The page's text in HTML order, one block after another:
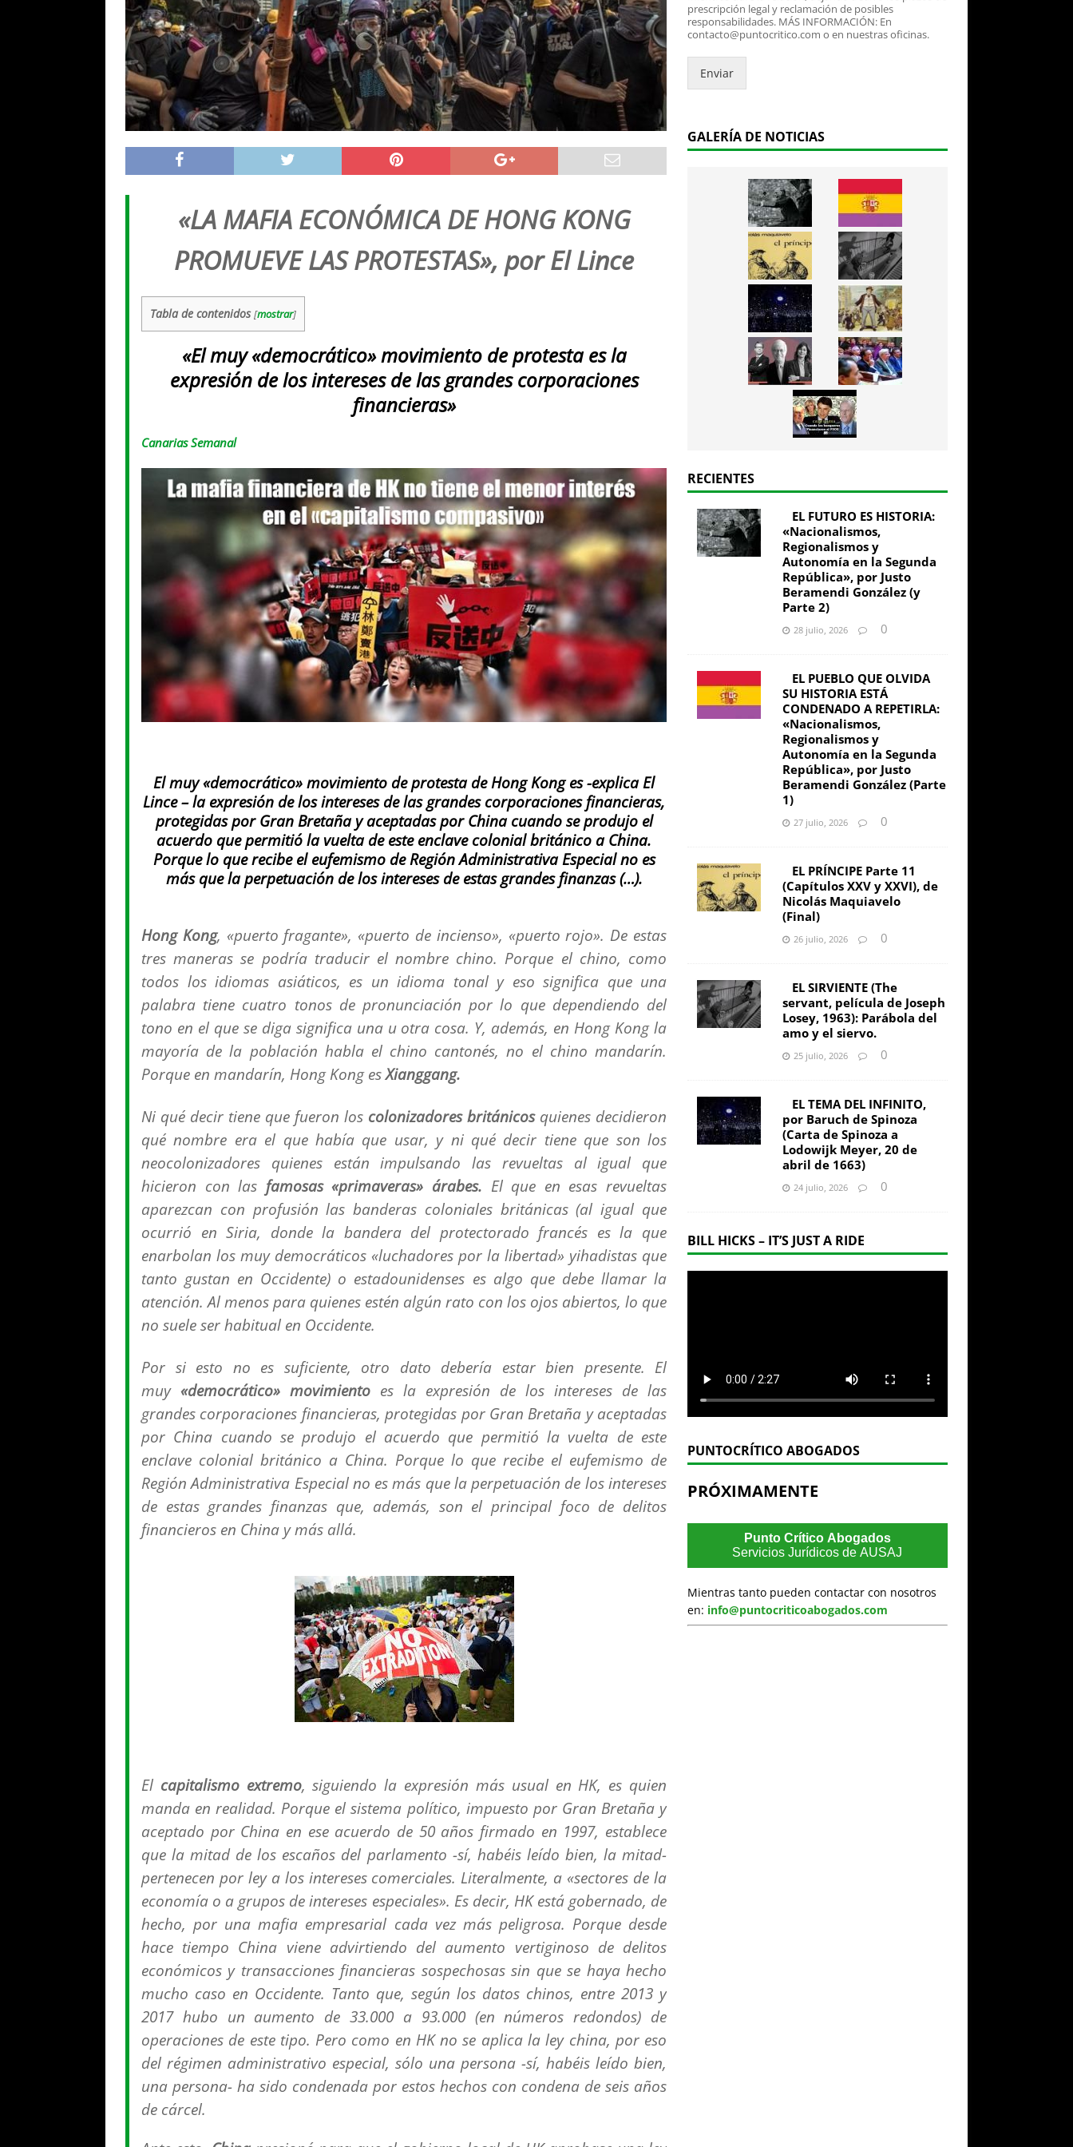
«LA MAFIA ECONÓMICA DE HONG KONG
PROMUEVE LAS PROTESTAS», por El Lince
Tabla de contenidos [mostrar]
«El muy «democrático» movimiento de protesta es la
expresión de los intereses de las grandes corporaciones
financieras»
Canarias Semanal
El muy «democrático» movimiento de protesta de Hong Kong es -explica El
Lince – la expresión de los intereses de las grandes corporaciones financieras,
protegidas por Gran Bretaña y aceptadas por China cuando se produjo el
acuerdo que permitió la vuelta de este enclave colonial británico a China.
Porque lo que recibe el eufemismo de Región Administrativa Especial no es
más que la perpetuación de los intereses de estas grandes finanzas (…).
Hong Kong, «puerto fragante», «puerto de incienso», «puerto rojo». De estas
tres maneras se podría traducir el nombre chino. Porque el chino, como
todos los idiomas asiáticos, es un idioma tonal y eso significa que una
palabra tiene cuatro tonos de pronunciación por lo que dependiendo del
tono en el que se diga significa una u otra cosa. Y, además, en Hong Kong la
mayoría de la población habla el chino cantonés, no el chino mandarín.
Porque en mandarín, Hong Kong esXianggang.
Ni qué decir tiene que fueron los colonizadores británicosquienes decidieron
qué nombre era el que había que usar, y ni qué decir tiene que son los
neocolonizadores quienes están impulsando las revueltas al igual que
hicieron con las famosas «primaveras» árabes. El que en esas revueltas
aparezcan con profusión las banderas coloniales británicas (al igual que
ocurrió en Siria, donde la bandera del protectorado francés es la que
enarbolan los muy democráticos «luchadores por la libertad» yihadistas que
tanto gustan en Occidente) o estadounidenses es algo que debe llamar la
atención. Al menos para quienes estén algún rato con los ojos abiertos, lo que
no suele ser habitual en Occidente.
Por si esto no es suficiente, otro dato debería estar bien presente. El
muy«democrático» movimiento es la expresión de los intereses de las
grandes corporaciones financieras, protegidas por Gran Bretaña y aceptadas
por China cuando se produjo el acuerdo que permitió la vuelta de este
enclave colonial británico a China. Porque lo que recibe el eufemismo de
Región Administrativa Especial no es más que la perpetuación de los intereses
de estas grandes finanzas que, además, son el principal foco de delitos
financieros en China y más allá.
El capitalismo extremo, siguiendo la expresión más usual en HK, es quien
manda en realidad. Porque el sistema político, impuesto por Gran Bretaña y
aceptado por China en ese acuerdo de 50 años firmado en 1997, establece
que la mitad de los escaños del parlamento -sí, habéis leído bien, la mitad-
pertenecen por ley a los intereses comerciales. Literalmente, a «sectores de la
economía o a grupos de intereses especiales». Es decir, HK está gobernado, de
hecho, por una mafia empresarial cada vez más peligrosa. Porque desde
hace tiempo China viene advirtiendo del aumento vertiginoso de delitos
económicos y transacciones financieras sospechosas sin que se haya hecho
mucho caso en Occidente. Tanto que, según los datos chinos, entre 2013 y
2017 hubo un aumento de 33.000 a 93.000 (en números redondos) de
operaciones de este tipo. Pero como en HK no se aplica la ley china, por eso
del régimen administrativo especial, sólo una persona -sí, habéis leído bien,
una persona- ha sido condenada por estos hechos con condena de seis años
de cárcel.
i
c
o
.
prescripción legal y reclamación de posibles
responsabilidades. MÁS INFORMACIÓN: En
contacto@puntocritico.com o en nuestras oficinas.
Enviar
GALERÍA DE NOTICIAS
RECIENTES
EL FUTURO ES HISTORIA:
«Nacionalismos,
Regionalismos y
Autonomía en la Segunda
República», por Justo
Beramendi González (y
Parte 2)
28 julio, 2026 0
EL PUEBLO QUE OLVIDA
SU HISTORIA ESTÁ
CONDENADO A REPETIRLA:
«Nacionalismos,
Regionalismos y
Autonomía en la Segunda
República», por Justo
Beramendi González (Parte
1)
27 julio, 2026 0
EL PRÍNCIPE Parte 11
(Capítulos XXV y XXVI), de
Nicolás Maquiavelo
(Final)
26 julio, 2026 0
EL SIRVIENTE (The
servant, película de Joseph
Losey, 1963): Parábola del
amo y el siervo.
25 julio, 2026 0
EL TEMA DEL INFINITO,
por Baruch de Spinoza
(Carta de Spinoza a
Lodowijk Meyer, 20 de
abril de 1663)
24 julio, 2026 0
BILL HICKS – IT’S JUST A RIDE
PUNTOCRÍTICO ABOGADOS
PRÓXIMAMENTE
Punto Crítico Abogados
Servicios Jurídicos de AUSAJ
Mientras tanto pueden contactar con nosotros
en: info@puntocriticoabogados.com